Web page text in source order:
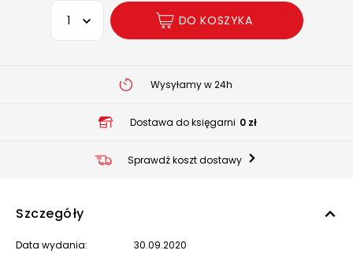
Wybierz opcję
DO KOSZYKA
Wysyłamy w 24h
Dostawa do księgarni 0 zł
Sprawdź koszt dostawy
Szczegóły
Data wydania: 30.09.2020